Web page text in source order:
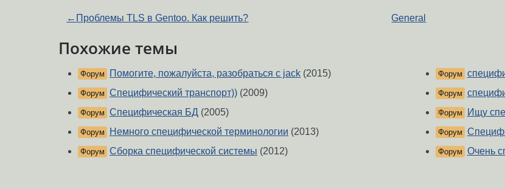
← Проблемы TLS в Gentoo. Как решить? General
Похожие темы
Форум Помогите, пожалуйста, разобраться с jack (2015)
Форум Специфический транспорт)) (2009)
Форум Специфическая БД (2005)
Форум Немного специфической терминологии (2013)
Форум Сборка специфической системы (2012)
Форум
Форум
Форум Ищу
Форум
Форум Очень